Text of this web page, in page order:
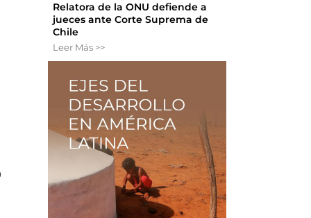
Relatora de la ONU defiende a
jueces ante Corte Suprema de
Chile
Leer Más >>